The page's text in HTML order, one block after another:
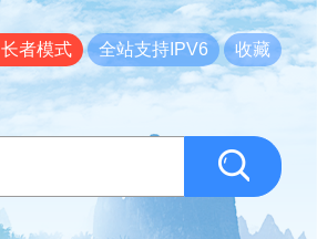
长者模式 全站支持IPV6 收藏